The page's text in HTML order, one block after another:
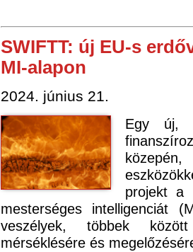
SWIFTT: új EU-s
MI-alapon
2024. június 21.
Egy új,
projekt a
mesterséges intelligenciát
veszélyek, többek
mérséklésére és